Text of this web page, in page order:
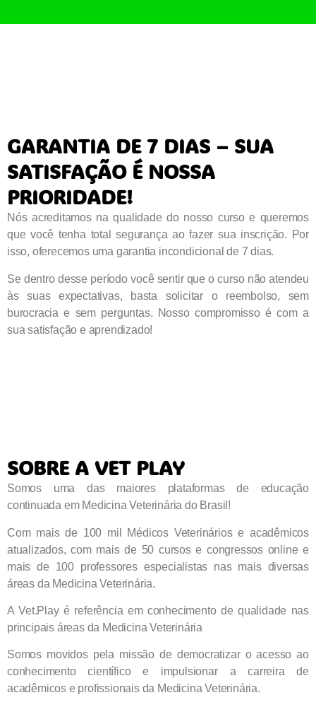
GARANTIA DE 7 DIAS – SUA
SATISFAÇÃO É NOSSA
PRIORIDADE!
Nós acreditamos na qualidade do nosso curso e queremos
que você tenha total segurança ao fazer sua inscrição. Por
isso, oferecemos uma garantia incondicional de 7 dias.
Se dentro desse período você sentir que o curso não atendeu
às suas expectativas, basta solicitar o reembolso, sem
burocracia e sem perguntas. Nosso compromisso é com a
sua satisfação e aprendizado!
SOBRE A VET PLAY
Somos uma das maiores plataformas de educação
continuada em Medicina Veterinária do Brasil!
Com mais de 100 mil Médicos Veterinários e acadêmicos
atualizados, com mais de 50 cursos e congressos online e
mais de 100 professores especialistas nas mais diversas
áreas da Medicina Veterinária.
A Vet.Play é referência em conhecimento de qualidade nas
principais áreas da Medicina Veterinária
Somos movidos pela missão de democratizar o acesso ao
conhecimento científico e impulsionar a carreira de
acadêmicos e profissionais da Medicina Veterinária.